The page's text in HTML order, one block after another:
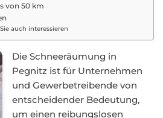
von 50 km
auch interessieren
Die Schneeräumung in
Pegnitz ist für Unternehmen
und Gewerbetreibende von
entscheidender Bedeutung,
um einen reibungslosen